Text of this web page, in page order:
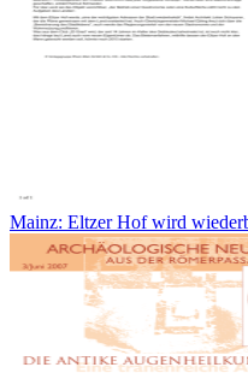
Mainz: Eltzer Hof wird